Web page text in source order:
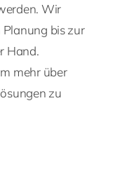
Wir
Planung bis zur
Hand.
mehr über
zu